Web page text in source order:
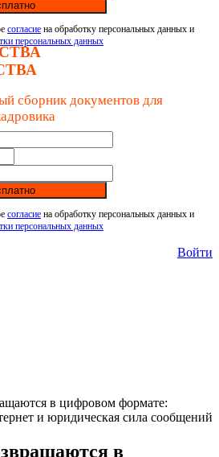
согласие на обработку персональных данных и
персональных данных
сборник документов для
согласие на обработку персональных данных и
персональных данных
Войти
в цифровом формате:
и юридическая сила сообщений
в